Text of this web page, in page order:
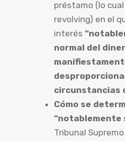
préstamo (lo
revolving) en el
interés
normal del
circunstancias
Cómo se
“notablemente
Tribunal